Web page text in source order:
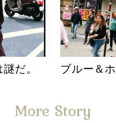
だ。 ブルー＆
More Story